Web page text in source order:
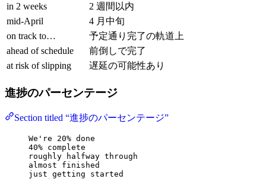
in 2 weeks
2 週間以内
mid-April
4 月中旬
on track to…
予定通り完了の軌道上
ahead of schedule
前倒しで完了
at risk of slipping
遅延の可能性あり
進捗のパーセンテージ
Section titled “進捗のパーセンテージ”
We're 20% done
40% complete
roughly halfway through
almost finished
just getting started